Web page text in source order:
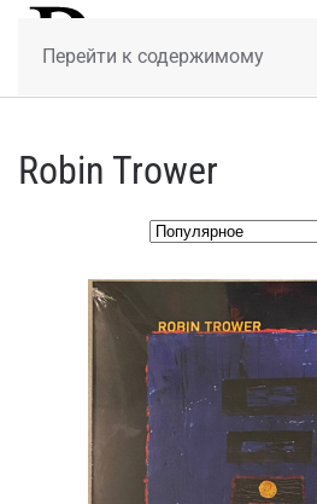
Перейти к содержимому
Robin Trower